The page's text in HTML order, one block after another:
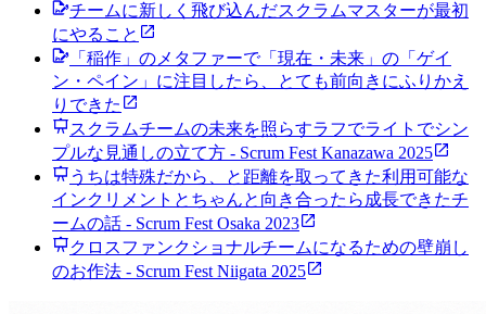
チームに新しく飛び込んだスクラムマスターが最初
にやること
「稲作」のメタファーで「現在・未来」の「ゲイ
ン・ペイン」に注目したら、とても前向きにふりかえ
りできた
スクラムチームの未来を照らすラフでライトでシン
プルな見通しの立て方 - Scrum Fest Kanazawa 2025
うちは特殊だから、と距離を取ってきた利用可能な
インクリメントとちゃんと向き合ったら成長できたチ
ームの話 - Scrum Fest Osaka 2023
クロスファンクショナルチームになるための壁崩し
のお作法 - Scrum Fest Niigata 2025